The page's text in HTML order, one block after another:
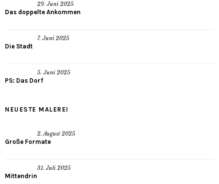
29. Juni 2025
Das doppelte Ankommen
7. Juni 2025
Die Stadt
5. Juni 2025
PS: Das Dorf
NEUESTE MALEREI
2. August 2025
Große Formate
31. Juli 2025
Mittendrin